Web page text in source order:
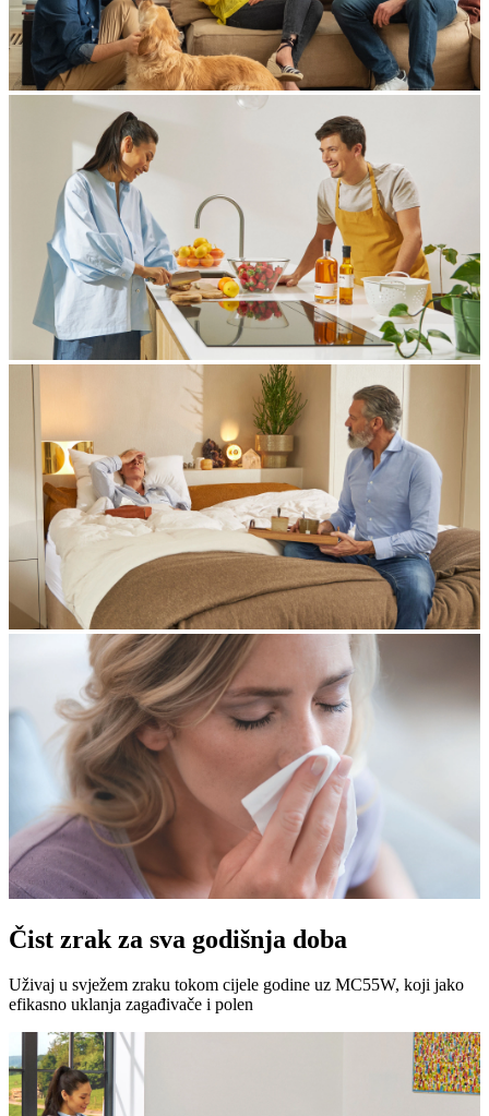
Čist zrak za sva godišnja doba
Uživaj u svježem zraku tokom cijele godine uz MC55W, koji jako
efikasno uklanja zagađivače i polen